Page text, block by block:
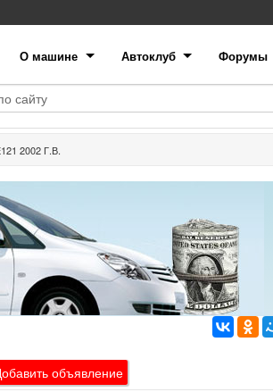
О машине Автоклуб Форумы
2002 Г.В.
объявление